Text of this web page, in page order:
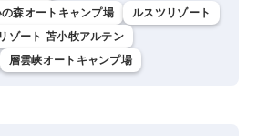
森オートキャンプ場
ルスツリゾート
ゾート 苫小牧アルテン
層雲峡オートキャンプ場